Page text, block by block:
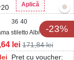
Aplică
-23%
36 40
stiletto Albi din Piele
Melike
lei
Pret cu voucher:
lei 171,84lei